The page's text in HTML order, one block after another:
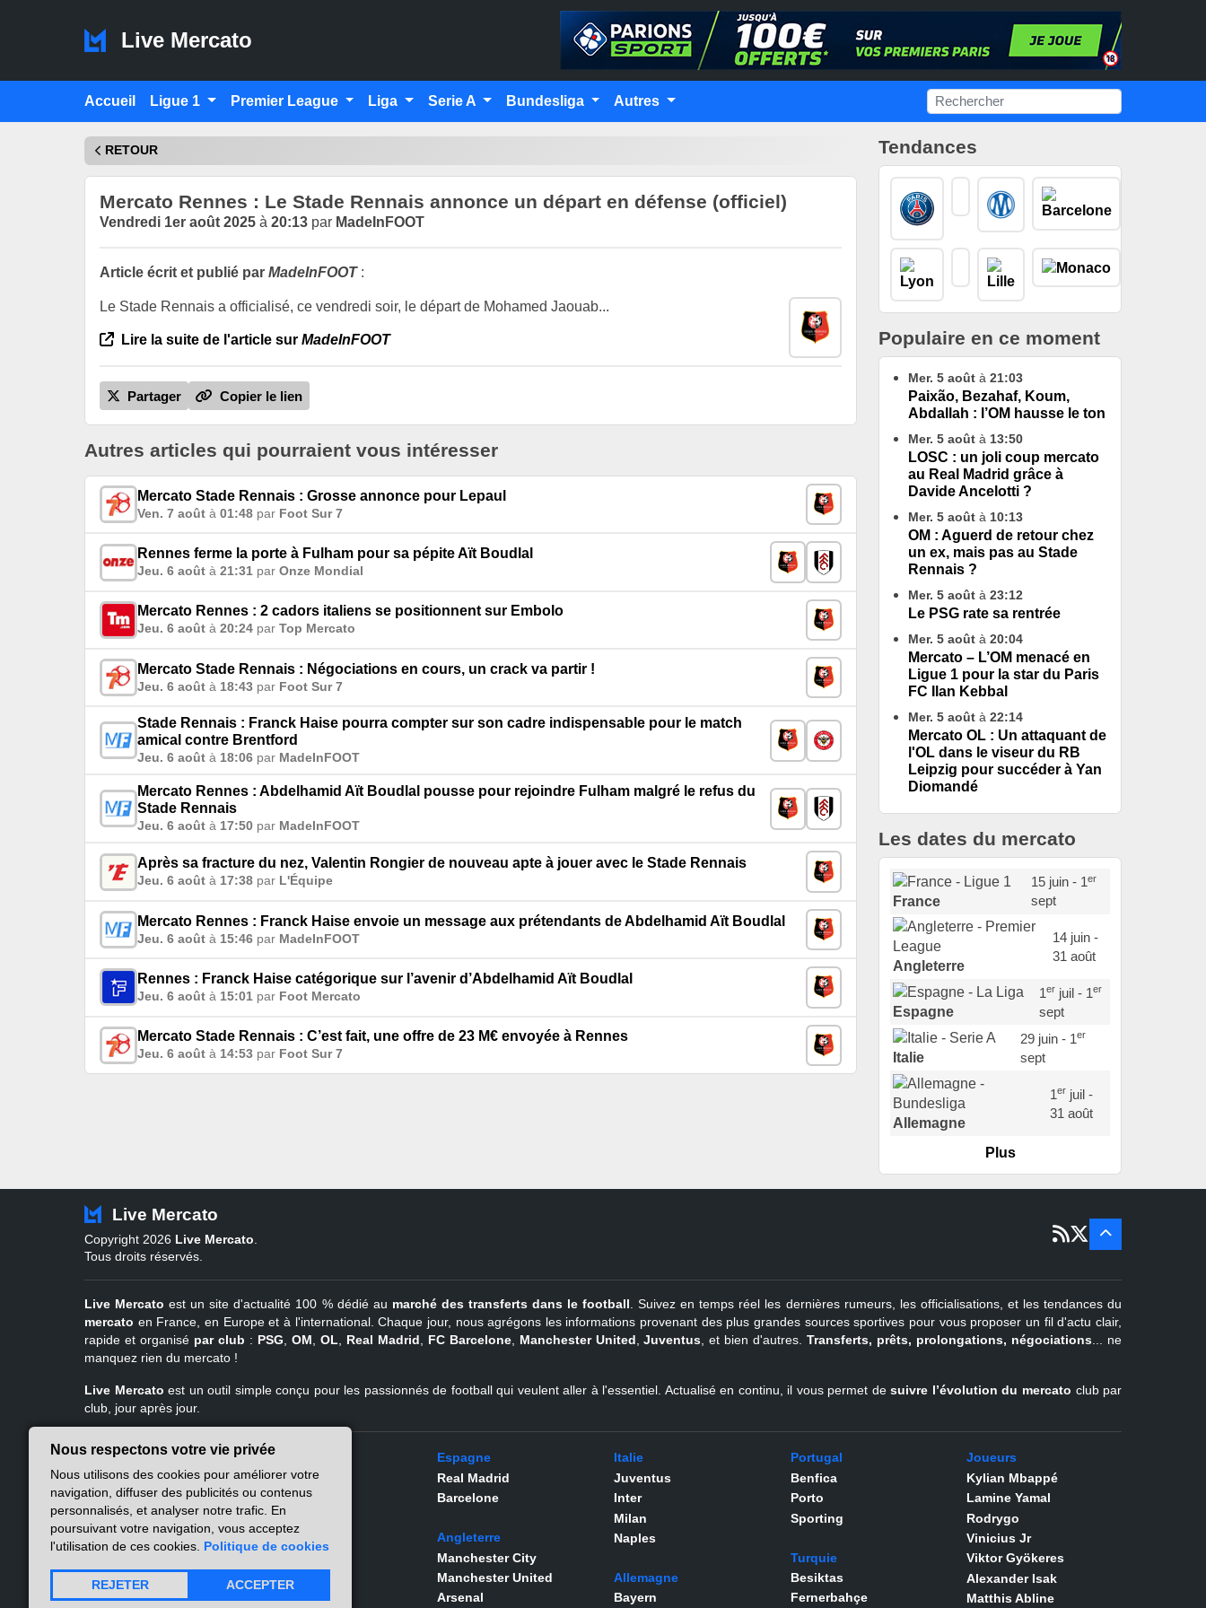
Live Mercato
Accueil Ligue 1 Premier League Liga Serie A Bundesliga Autres
RETOUR
Mercato Rennes : Le Stade Rennais annonce un départ en défense (officiel)
Vendredi 1er août 2025 à 20:13 par MadeInFOOT
Article écrit et publié par MadeInFOOT:
Le Stade Rennais a officialisé, ce vendredi soir, le départ de Mohamed Jaouab...
Lire la suite de l'article sur MadeInFOOT
Partager Copier le lien
Autres articles qui pourraient vous intéresser
Mercato Stade Rennais : Grosse annonce pour Lepaul
Ven. 7 août à 01:48 par Foot Sur 7
Rennes ferme la porte à Fulham pour sa pépite Aït Boudlal
Jeu. 6 août à 21:31 par Onze Mondial
Mercato Rennes : 2 cadors italiens se positionnent sur Embolo
Jeu. 6 août à 20:24 par Top Mercato
Mercato Stade Rennais : Négociations en cours, un crack va partir !
Jeu. 6 août à 18:43 par Foot Sur 7
Stade Rennais : Franck Haise pourra compter sur son cadre indispensable pour le match
amical contre Brentford
Jeu. 6 août à 18:06 par MadeInFOOT
Mercato Rennes : Abdelhamid Aït Boudlal pousse pour rejoindre Fulham malgré le refus du
Stade Rennais
Jeu. 6 août à 17:50 par MadeInFOOT
Après sa fracture du nez, Valentin Rongier de nouveau apte à jouer avec le Stade Rennais
Jeu. 6 août à 17:38 par L'Équipe
Mercato Rennes : Franck Haise envoie un message aux prétendants de Abdelhamid Aït Boudlal
Jeu. 6 août à 15:46 par MadeInFOOT
Rennes : Franck Haise catégorique sur l’avenir d’Abdelhamid Aït Boudlal
Jeu. 6 août à 15:01 par Foot Mercato
Mercato Stade Rennais : C’est fait, une offre de 23 M€ envoyée à Rennes
Jeu. 6 août à 14:53 par Foot Sur 7
Tendances
Populaire en ce moment
Mer. 5 août à 21:03
Paixão, Bezahaf, Koum,
Abdallah : l’OM hausse le ton
Mer. 5 août à 13:50
LOSC : un joli coup mercato
au Real Madrid grâce à
Davide Ancelotti ?
Mer. 5 août à 10:13
OM : Aguerd de retour chez
un ex, mais pas au Stade
Rennais ?
Mer. 5 août à 23:12
Le PSG rate sa rentrée
Mer. 5 août à 20:04
Mercato – L’OM menacé en
Ligue 1 pour la star du Paris
FC Ilan Kebbal
Mer. 5 août à 22:14
Mercato OL : Un attaquant de
l'OL dans le viseur du RB
Leipzig pour succéder à Yan
Diomandé
Les dates du mercato
France
15 juin - 1er
sept
Angleterre
14 juin -
31 août
Espagne
1erjuil - 1er
sept
Italie
29 juin - 1er
sept
Allemagne
1erjuil -
31 août
Portugal
15 sept
sept
Turquie
sept
Belgique
er
juil -
31 août
Plus
Live Mercato
Copyright 2026 Live Mercato
Tous droits réservés.
Live Mercato est un site d'actualité 100 % dédié au marché des transferts dans le football . Suivez en temps réel les dernières rumeurs, les officialisations, et les tendances du
mercato en France, en Europe et à l'international. Chaque jour, nous agrégons les informations provenant des plus grandes sources sportives pour vous proposer un fil d'actu clair,
rapide et organisé par club : PSG OM OL Real Madrid FC Barcelone, Manchester United ,Juventus , et bien d'autres.Transferts, prêts, prolongations, négociations ... ne
manquez rien du mercato !
Live Mercato est un outil simple conçu pour les passionnés de football qui veulent aller à l'essentiel. Actualisé en continu, il vous permet desuivre l’évolution du mercato club par
club, jour après jour.
Live Mercato
A propos
Nous contacter
Mentions légales
Atlas des flux RSS
Ligue 1
PSG
Marseille
Lyon
Lille
Nantes
Rennes
Espagne
Real Madrid
Barcelone
Angleterre
Manchester City
Manchester United
Arsenal
Italie
Juventus
Inter
Milan
Naples
Allemagne
Bayern
Portugal
Benfica
Porto
Sporting
Turquie
Besiktas
Fernerbahçe
Joueurs
Kylian Mbappé
Lamine Yamal
Rodrygo
Vinicius Jr
Viktor Gyökeres
Alexander Isak
Matthis Abline
Nous respectons votre vie privée
Nous utilisons des cookies pour améliorer votre
navigation, diffuser des publicités ou contenus
personnalisés, et analyser notre trafic. En
poursuivant votre navigation, vous acceptez
l'utilisation de ces cookies. Politique de cookies
REJETER ACCEPTER